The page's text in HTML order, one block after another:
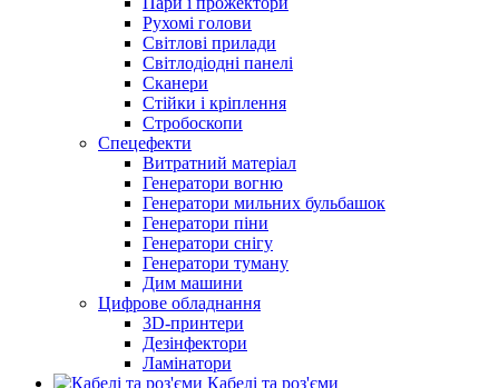
Рухомі голови
Світлові прилади
Світлодіодні панелі
Сканери
Стійки і кріплення
Стробоскопи
Спецефекти
Витратний матеріал
Генератори вогню
Генератори мильних бульбашок
Генератори піни
Генератори снігу
Генератори туману
Дим машини
Цифрове обладнання
3D-принтери
Дезінфектори
Ламінатори
Кабелі та роз'єми